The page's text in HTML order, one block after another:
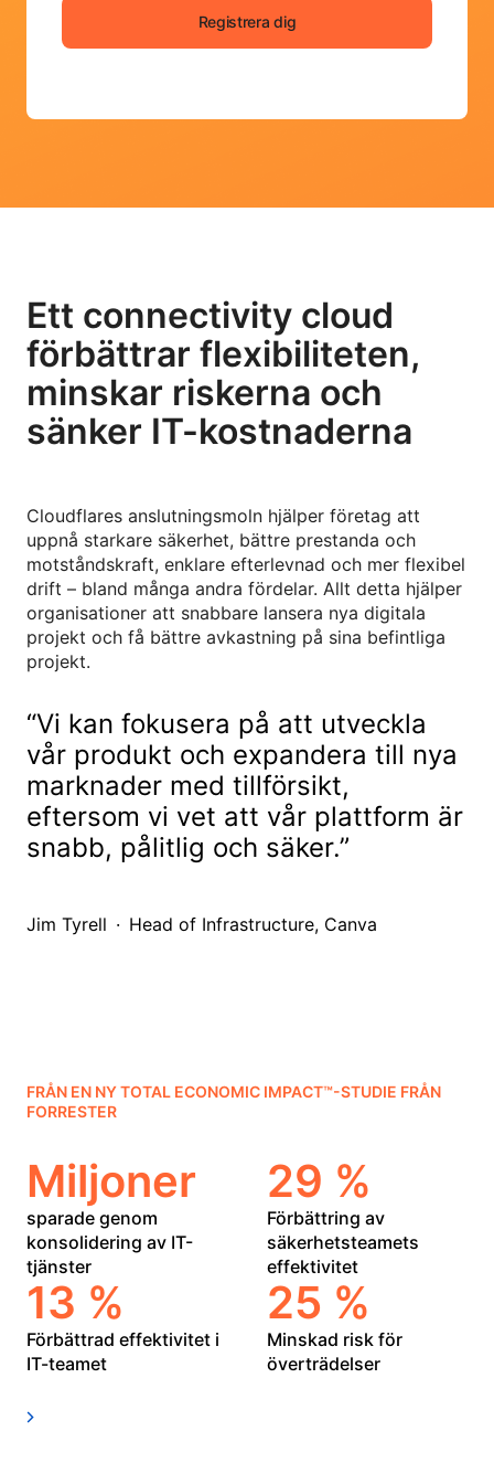
Registrera dig
Ett connectivity cloud
förbättrar flexibiliteten,
minskar riskerna och
sänker IT-kostnaderna
Cloudflares anslutningsmoln hjälper företag att
uppnå starkare säkerhet, bättre prestanda och
motståndskraft, enklare efterlevnad och mer flexibel
drift – bland många andra fördelar. Allt detta hjälper
organisationer att snabbare lansera nya digitala
projekt och få bättre avkastning på sina befintliga
projekt.
Vi kan fokusera på att utveckla
vår produkt och expandera till nya
marknader med tillförsikt,
eftersom vi vet att vår plattform är
snabb, pålitlig och säker.
Jim Tyrell · Head of Infrastructure, Canva
FRÅN EN NY TOTAL ECONOMIC IMPACT™-STUDIE FRÅN
FORRESTER
Miljoner
sparade genom
konsolidering av IT-
tjänster
29 %
Förbättring av
säkerhetsteamets
effektivitet
13 %
Förbättrad effektivitet i
IT-teamet
25 %
Minskad risk för
överträdelser